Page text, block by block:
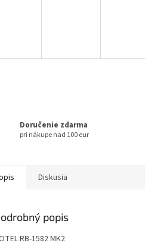
Doručenie zdarma
pri nákupe nad 100 eur
Diskusia
popis
RB-1582 MK2